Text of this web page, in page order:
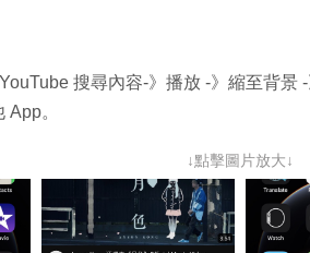
搜尋內容-》播放 -》縮至背
App。
↓點擊圖片放大↓